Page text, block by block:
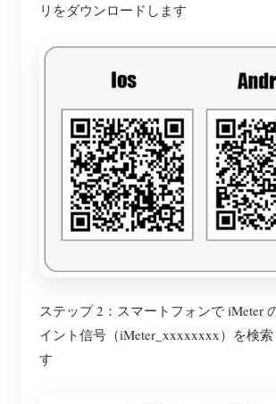
リをダウンロードします
ステップ 2：スマートフォンで iMeter
イント信号（iMeter_xxxxxxxx）を検索
す